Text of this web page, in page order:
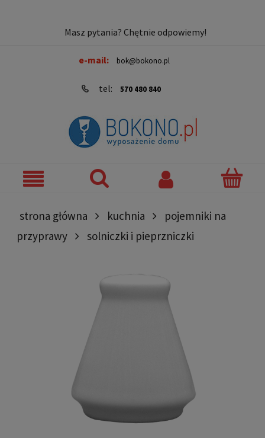
Masz pytania? Chętnie odpowiemy!
e-mail: bok@bokono.pl
tel: 570 480 840
strona główna kuchnia
pojemniki na
przyprawy
solniczki i pieprzniczki